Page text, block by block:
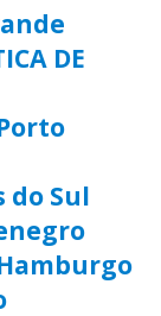
DE
do Sul